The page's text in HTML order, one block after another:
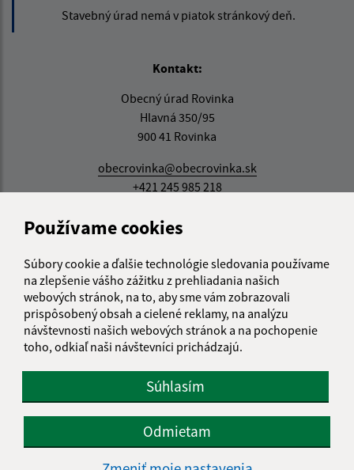
Používame cookies
Súbory cookie a ďalšie technológie sledovania používame
na zlepšenie vášho zážitku z prehliadania našich
webových stránok, na to, aby sme vám zobrazovali
prispôsobený obsah a cielené reklamy, na analýzu
návštevnosti našich webových stránok a na pochopenie
toho, odkiaľ naši návštevníci prichádzajú.
Súhlasím
Odmietam
Stavebný úrad nemá v piatok stránkový deň.
Kontakt:
Obecný úrad Rovinka
Hlavná 350/95
900 41 Rovinka
obecrovinka@obecrovinka.sk
+421 245 985 218
IČO: 00305057